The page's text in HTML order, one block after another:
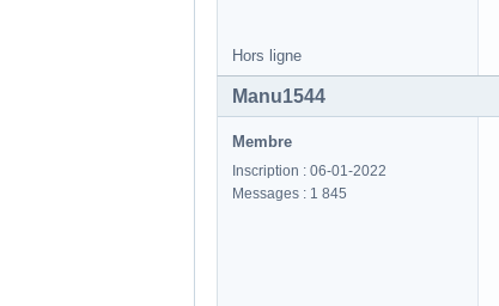
Hors ligne
Manu1544
Membre
Inscription : 06-01-2022
Messages : 1 845